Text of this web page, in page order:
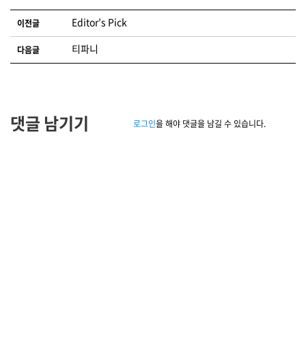
글 네비게이션
이전글 Editor’s Pick
다음글 티파니
댓글 남기기 로그인을 해야 댓글을 남길 수 있습니다.